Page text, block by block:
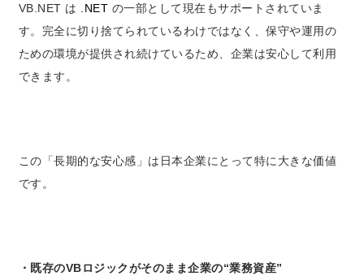
VB.NET は .NET の一部として現在もサポートされていま
す。 完全に切り捨てられているわけではなく、保守や運用の
ための環境が提供され続けているため、企業は安心して利用
できます。
この「長期的な安心感」は日本企業にとって特に大きな価値
です。
・ 既存のVBロジックがそのまま企業の“業務資産”